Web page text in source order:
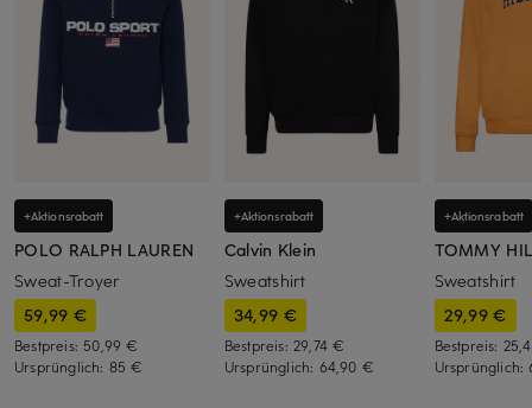
+Aktionsrabatt
POLO RALPH LAUREN
Sweat-Troyer
59,99 €
Bestpreis: 50,99 €
Ursprünglich: 85 €
+Aktionsrabatt
Calvin Klein
Sweatshirt
34,99 €
Bestpreis: 29,74 €
Ursprünglich: 64,90 €
+Aktionsrabatt
TOMMY
Sweatshirt
29,99 €
Bestpreis:
Ursprünglich: